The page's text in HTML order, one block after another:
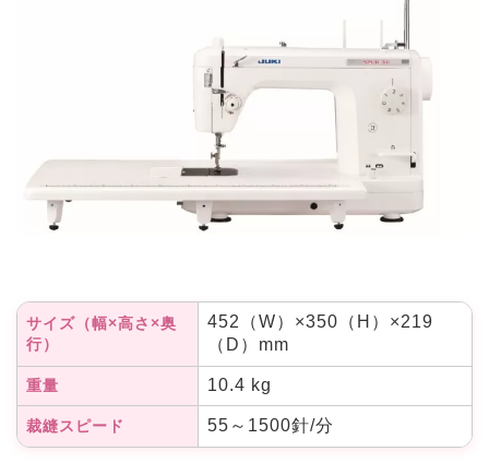
サイズ（幅×高さ×奥
行）
452（W）×350（H）×219
（D）mm
重量 10.4 kg
裁縫スピード 55～1500針/分